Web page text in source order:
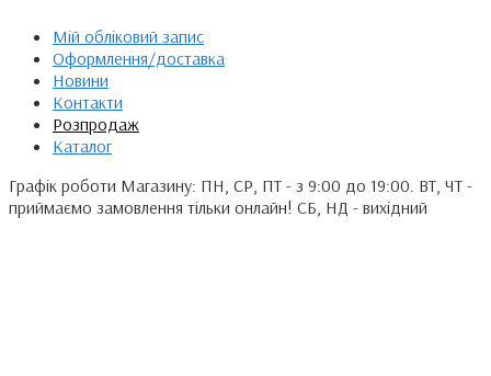
Мій обліковий запис
Оформлення/доставка
Новини
Контакти
Розпродаж
Каталог
Графік роботи Магазину: ПН, СР, ПТ - з 9:00 до 19:00. ВТ, ЧТ -
приймаємо замовлення тільки онлайн! СБ, НД - вихідний